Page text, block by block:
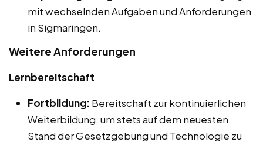
mit wechselnden Aufgaben und Anforderungen
in Sigmaringen.
Weitere Anforderungen
Lernbereitschaft
Fortbildung: Bereitschaft zur kontinuierlichen
Weiterbildung, um stets auf dem neuesten
Stand der Gesetzgebung und Technologie zu